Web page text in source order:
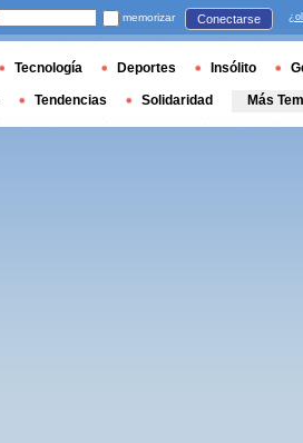
memorizar Conectarse
Tecnología Deportes Insólito
Tendencias Solidaridad Más